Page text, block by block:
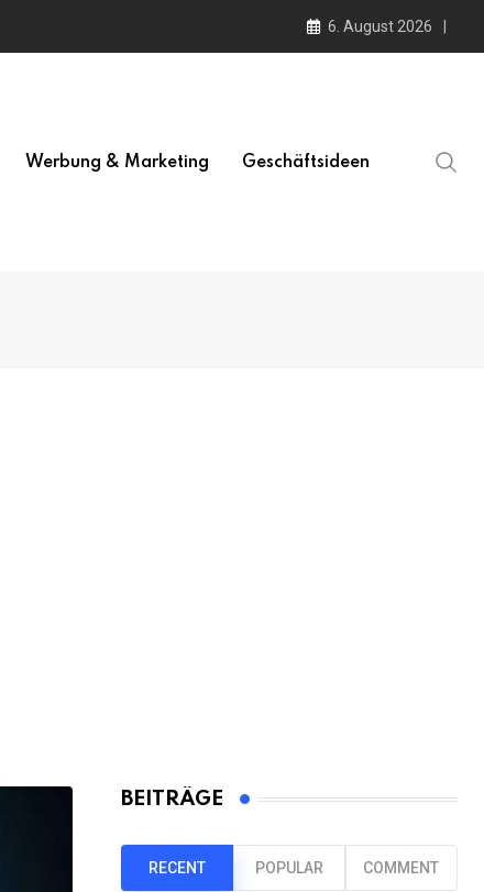
6. August 2026
Werbung & Marketing Geschäftsideen
BEITRÄGE
RECENT POPULAR COMMENT